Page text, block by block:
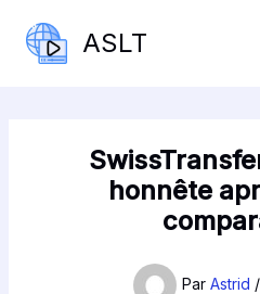
contenu
ASLT
honnête
Par Astrid /